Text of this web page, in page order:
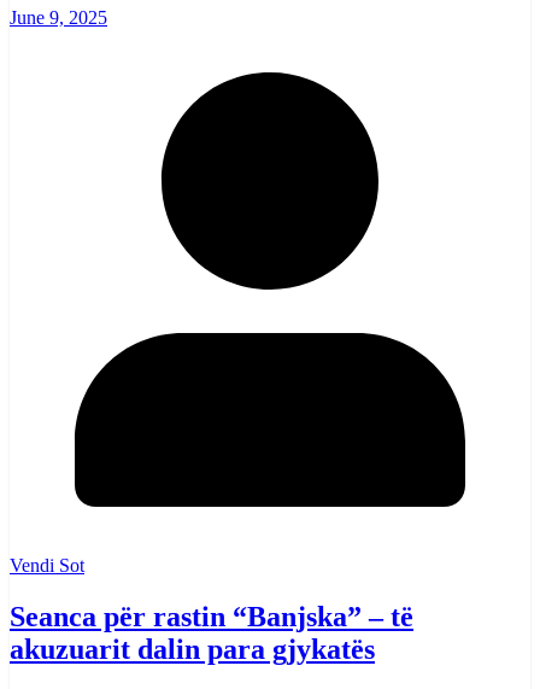
June 9, 2025
Vendi Sot
Seanca për rastin “Banjska” – të
akuzuarit dalin para gjykatës